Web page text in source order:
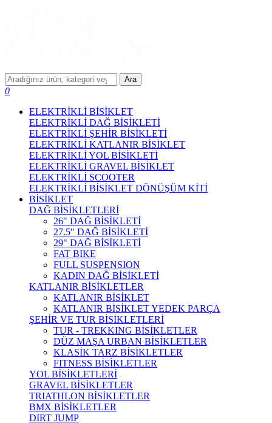
Ara
0
ELEKTRİKLİ BİSİKLET
ELEKTRİKLİ DAĞ BİSİKLETİ
ELEKTRİKLİ ŞEHİR BİSİKLETİ
ELEKTRİKLİ KATLANIR BİSİKLET
ELEKTRİKLİ YOL BİSİKLETİ
ELEKTRİKLİ GRAVEL BİSİKLET
ELEKTRİKLİ SCOOTER
ELEKTRİKLİ BİSİKLET DÖNÜŞÜM KİTİ
BİSİKLET
DAĞ BİSİKLETLERİ
26" DAĞ BİSİKLETİ
27.5" DAĞ BİSİKLETİ
29" DAĞ BİSİKLETİ
FAT BIKE
FULL SUSPENSION
KADIN DAĞ BİSİKLETİ
KATLANIR BİSİKLETLER
KATLANIR BİSİKLET
KATLANIR BİSİKLET YEDEK PARÇA
ŞEHİR VE TUR BİSİKLETLERİ
TUR - TREKKING BİSİKLETLER
DÜZ MAŞA URBAN BİSİKLETLER
KLASİK TARZ BİSİKLETLER
FITNESS BİSİKLETLER
YOL BİSİKLETLERİ
GRAVEL BİSİKLETLER
TRIATHLON BİSİKLETLER
BMX BİSİKLETLER
DIRT JUMP